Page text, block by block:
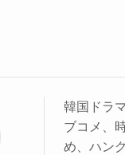
韓国ドラ
ブコメ、
め、ハン